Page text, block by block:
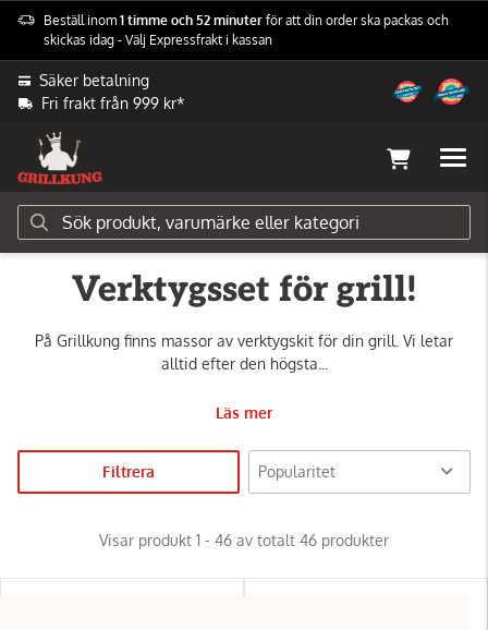
Beställ inom 1 timme och 52 minuter för att din order ska packas och
skickas idag - Välj Expressfrakt i kassan
Säker betalning
Fri frakt från 999 kr*
Grilltillbehör Grillredskap Grillredskapsset
Verktygsset för grill!
På Grillkung finns massor av verktygskit för din grill. Vi letar
alltid efter den högsta...
Läs mer
Filtrera
Visar produkt 1 - 46 av totalt 46 produkter